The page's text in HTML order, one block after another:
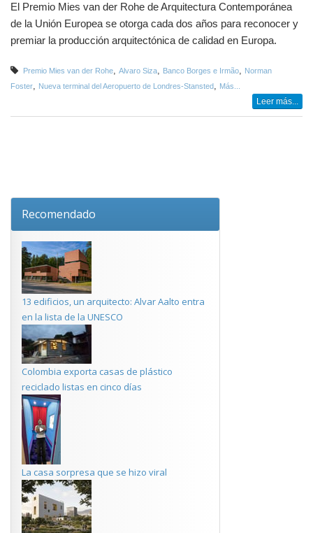
El Premio Mies van der Rohe de Arquitectura Contemporánea
de la Unión Europea se otorga cada dos años para reconocer y
premiar la producción arquitectónica de calidad en Europa.
Premio Mies van der Rohe Alvaro Siza Banco Borges e Irmão
Norman
Foster
Nueva terminal del Aeropuerto de Londres-Stansted Más...
Leer más...
Recomendado
13 edificios, un arquitecto: Alvar Aalto entra
en la lista de la UNESCO
Colombia exporta casas de plástico
reciclado listas en cinco días
La casa sorpresa que se hizo viral